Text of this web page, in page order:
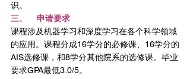
识。
三、    申请要求
课程涉及机器学习和深度学习在各个科学领域
的应用。课程分成16学分的必修课、16学分的
AIS选修课，和8学分其他院系的选修课。毕业
要求GPA最低3.0/5。